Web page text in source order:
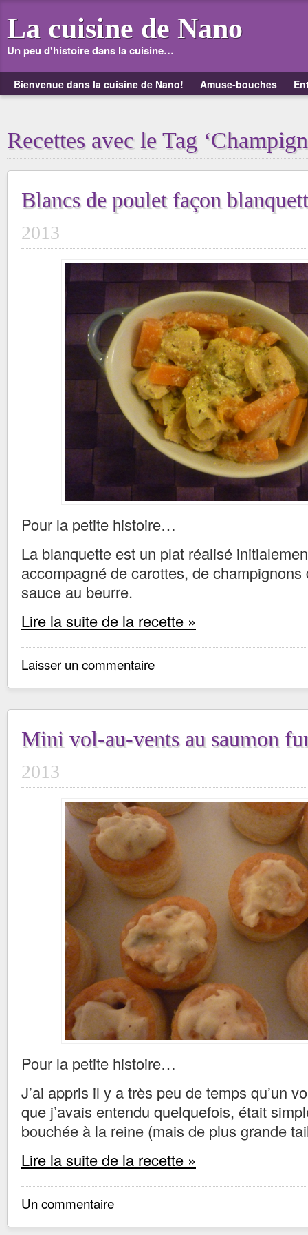
La cuisine de Nano
Un peu d'histoire dans la cuisine…
Bienvenue dans la cuisine de Nano! Amuse-bouches
Recettes avec le Tag
Blancs de poulet façon
2013
Pour la petite histoire…
La blanquette est un plat réalisé
accompagné de carottes, de champignons
sauce au beurre.
Lire la suite de la recette »
Laisser un commentaire
Mini vol-au-vents au saumon
2013
Pour la petite histoire…
J’ai appris il y a très peu de temps qu’un
que j’avais entendu quelquefois, était
bouchée à la reine (mais de plus grande
Lire la suite de la recette »
Un commentaire